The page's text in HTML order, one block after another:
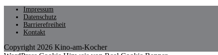
Impressum
Datenschutz
Barrierefreiheit
Kontakt
Copyright 2026 Kino-am-Kocher